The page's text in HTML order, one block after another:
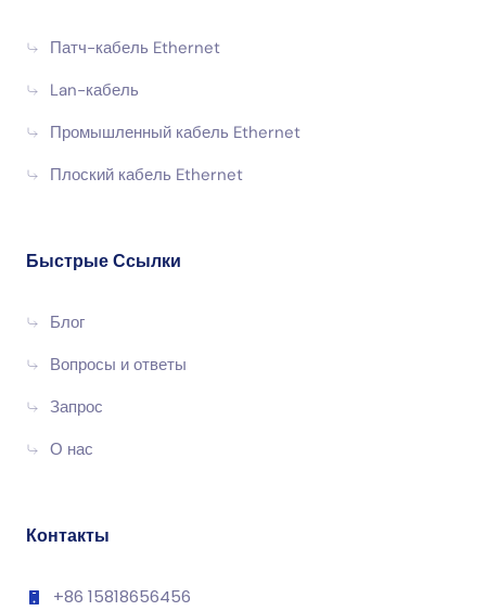
Патч-кабель Ethernet
Lan-кабель
Промышленный кабель Ethernet
Плоский кабель Ethernet
Быстрые Ссылки
Блог
Вопросы и ответы
Запрос
О нас
Контакты
+86 15818656456